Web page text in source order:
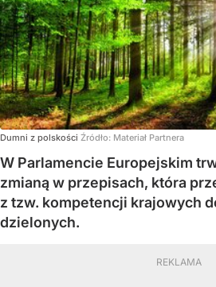
Dumni z polskości Źródło: Materiał Partnera
W Parlamencie Europejskim
zmianą w przepisach, która
z tzw. kompetencji krajowych
dzielonych.